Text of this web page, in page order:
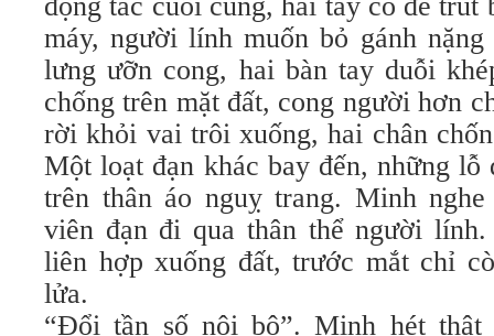
máy, người lính muốn bỏ gánh
lưng ưỡn cong, hai bàn tay duỗi
chống trên mặt đất, cong người hơn
rời khỏi vai trôi xuống, hai chân
Một loạt đạn khác bay đến, những lỗ
trên thân áo nguỵ trang. Minh
viên đạn đi qua thân thể người
liên hợp xuống đất, trước mắt chỉ
lửa.
“Đổi tần số nội bộ”. Minh hét